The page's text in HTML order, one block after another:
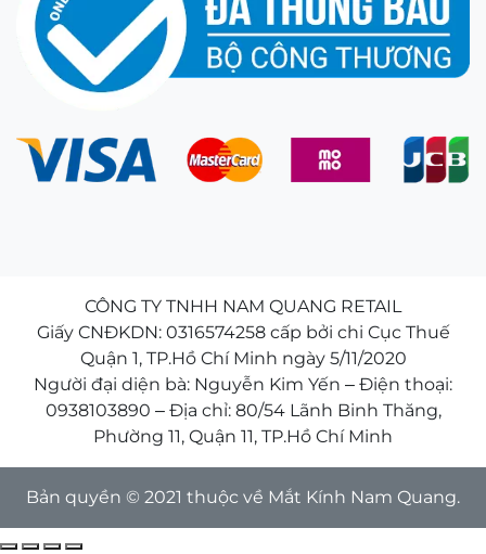
CÔNG TY TNHH NAM QUANG RETAIL
Giấy CNĐKDN: 0316574258 cấp bởi chi Cục Thuế
Quận 1, TP.Hồ Chí Minh ngày 5/11/2020
Người đại diện bà: Nguyễn Kim Yến – Điện thoại:
0938103890 – Địa chỉ: 80/54 Lãnh Binh Thăng,
Phường 11, Quận 11, TP.Hồ Chí Minh
Bản quyền © 2021 thuộc về Mắt Kính Nam Quang.